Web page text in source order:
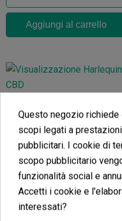
Aggiungi al carrello
(4)
7,20 €
9,00 € -20%
Questo negozio
scopi legati a
pubblicitari. I cookie di
scopo pubblicitario
funzionalità social e
Accetti i cookie e
interessati?